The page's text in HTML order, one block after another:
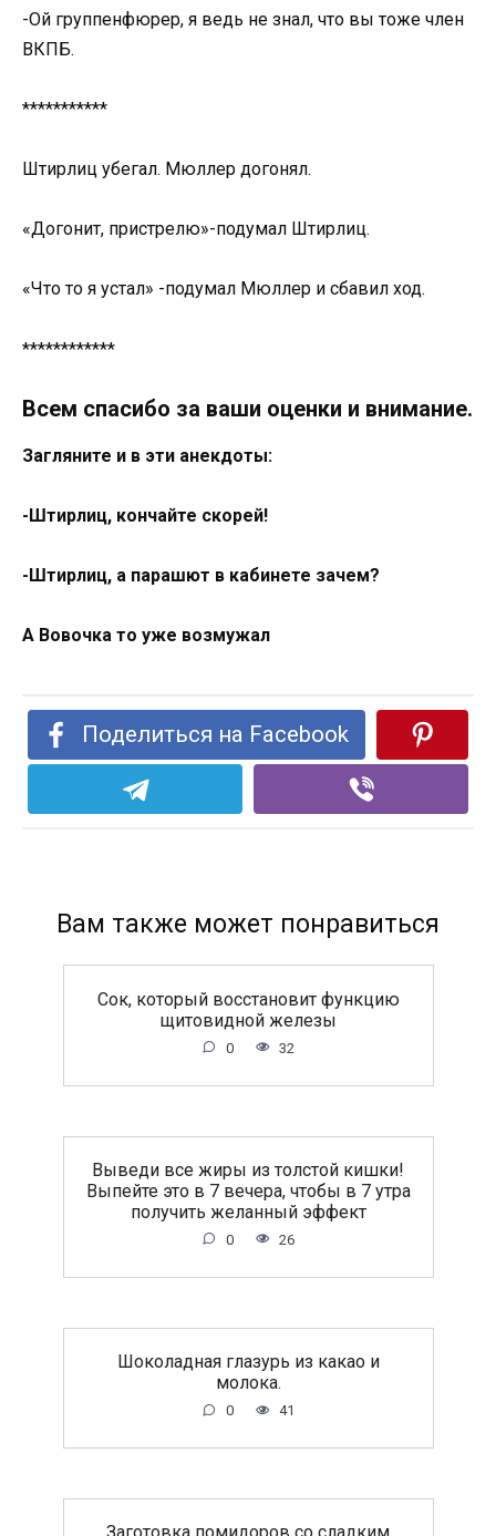
-Ой группенфюрер, я ведь не знал, что вы тоже член
ВКПБ.
***********
Штирлиц убегал. Мюллер догонял.
«Догонит, пристрелю»-подумал Штирлиц.
«Что то я устал» -подумал Мюллер и сбавил ход.
************
Всем спасибо за ваши оценки и внимание.
Загляните и в эти анекдоты:
-Штирлиц, кончайте скорей!
-Штирлиц, а парашют в кабинете зачем?
А Вовочка то уже возмужал
Поделиться на Facebook
Вам также может понравиться
Сок, который восстановит функцию
щитовидной железы
0 32
Выведи все жиры из толстой кишки!
Выпейте это в 7 вечера, чтобы в 7 утра
получить желанный эффект
0 26
Шоколадная глазурь из какао и
молока.
0 41